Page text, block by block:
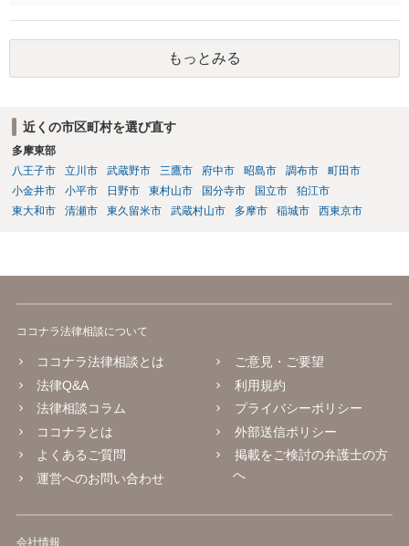
も、SNSへの公開は私的使用には当たりません。 ② 出典を記載するだ
けでは、適法な引用にはなりません。自分の説明や批評が主で、図が
その説明に必要な従たる資料であること、引用部分が明確に区別さ
れ、必要な範囲に限られていることなどが必要です。勉強ノートの教
とは限りません。医学上の事実を理解したうえで、ご自身の表現と構
成でまとめる必要があります。 安全にSNSで公開するには、教科書の
図をトレース・模写した部分は掲載せず、人体の構造という事実を基
に、自分で構図や表現を工夫して作図する方法が考えられます。ま
た、改変・SNS掲載が認められたオープンライセンス素材を、利用条
もっとみる
近くの市区町村を選び直す
多摩東部
八王子市
立川市 武蔵野市 三鷹市 府中市 昭島市 調布市
町田市
小金井市
小平市 日野市 東村山市 国分寺市 国立市
狛江市
東大和市
清瀬市 東久留米市 武蔵村山市 多摩市 稲城市 西東京市
ココナラ法律相談について
ココナラ法律相談とは
法律Q&A
法律相談コラム
ココナラとは
よくあるご質問
運営へのお問い合わせ
ご意見・ご要望
利用規約
プライバシーポリシー
外部送信ポリシー
掲載をご検討の弁護士の方
へ
会社情報